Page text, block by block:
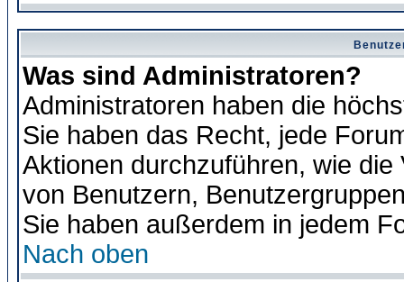
Was sind Administratoren?
Administratoren haben die
Sie haben das Recht, jede
Aktionen durchzuführen, wie
von Benutzern,
Sie haben außerdem in jedem
Nach oben